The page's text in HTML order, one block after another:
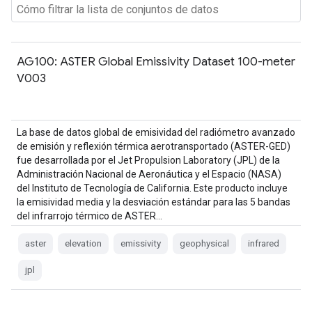
AG100: ASTER Global Emissivity Dataset 100-meter
V003
La base de datos global de emisividad del radiómetro avanzado
de emisión y reflexión térmica aerotransportado (ASTER-GED)
fue desarrollada por el Jet Propulsion Laboratory (JPL) de la
Administración Nacional de Aeronáutica y el Espacio (NASA)
del Instituto de Tecnología de California. Este producto incluye
la emisividad media y la desviación estándar para las 5 bandas
del infrarrojo térmico de ASTER…
aster elevation emissivity geophysical infrared
jpl